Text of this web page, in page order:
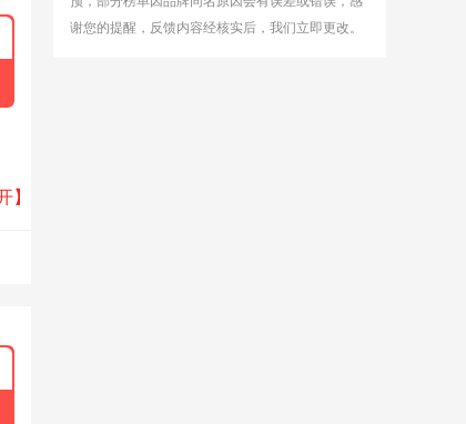
】
谢您的提醒，反馈内容经核实后，我们立即更改。